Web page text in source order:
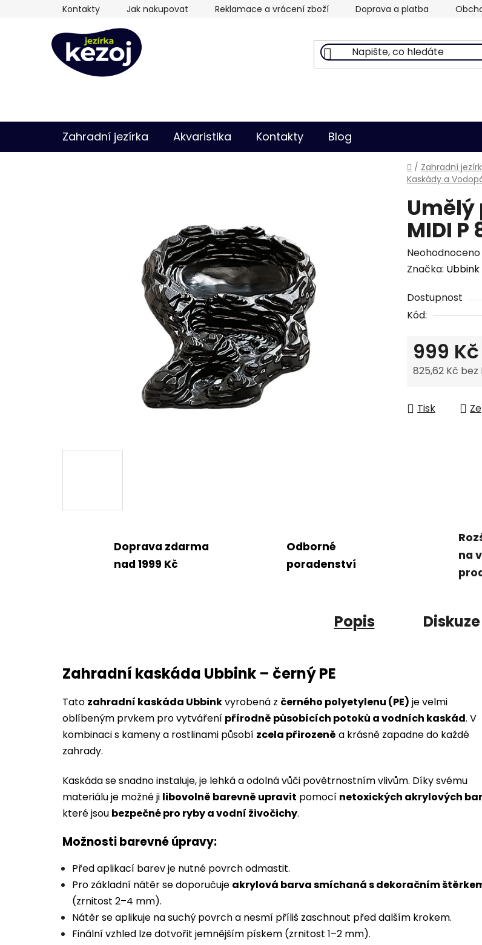
Kontakty Jak nakupovat Reklamace a vrácení zboží Doprava a platba
Zahradní jezírka Akvaristika Kontakty Blog
Domů
/ Zahradní
Kaskády a
MIDI P
Průměrné
hodnocení
je
0,0
hvězdiček.
Neohodnoceno
Značka: Ubbink
Dostupnost
Kód:
999 Kč
825,62 Kč bez
Tisk
Doprava zdarma
nad 1999 Kč
Odborné
poradenství
na
Popis Diskuze
Zahradní kaskáda Ubbink – černý PE
Tato zahradní kaskáda Ubbinkvyrobená z černého polyetylenu (PE) je velmi
oblíbeným prvkem pro vytváření přírodně působících potoků a vodních kaskád. V
kombinaci s kameny a rostlinami působí zcela přirozeně a krásně zapadne do každé
zahrady.
Kaskáda se snadno instaluje, je lehká a odolná vůči povětrnostním vlivům. Díky svému
materiálu je možné ji libovolně barevně upravit pomocí netoxických akrylových
které jsou bezpečné pro ryby a vodní živočichy.
Možnosti barevné úpravy:
Před aplikací barev je nutné povrch odmastit.
Pro základní nátěr se doporučuje akrylová barva smíchaná s dekoračním
(zrnitost 2–4 mm).
Nátěr se aplikuje na suchý povrch a nesmí příliš zaschnout před dalším krokem.
Finální vzhled lze dotvořit jemnějším pískem (zrnitost 1–2 mm).